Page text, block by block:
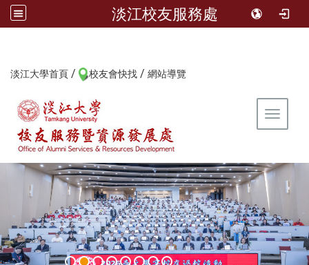
淡江校友服務處
淡江大學首頁 / 校友會快找 / 網站導覽
Toggle